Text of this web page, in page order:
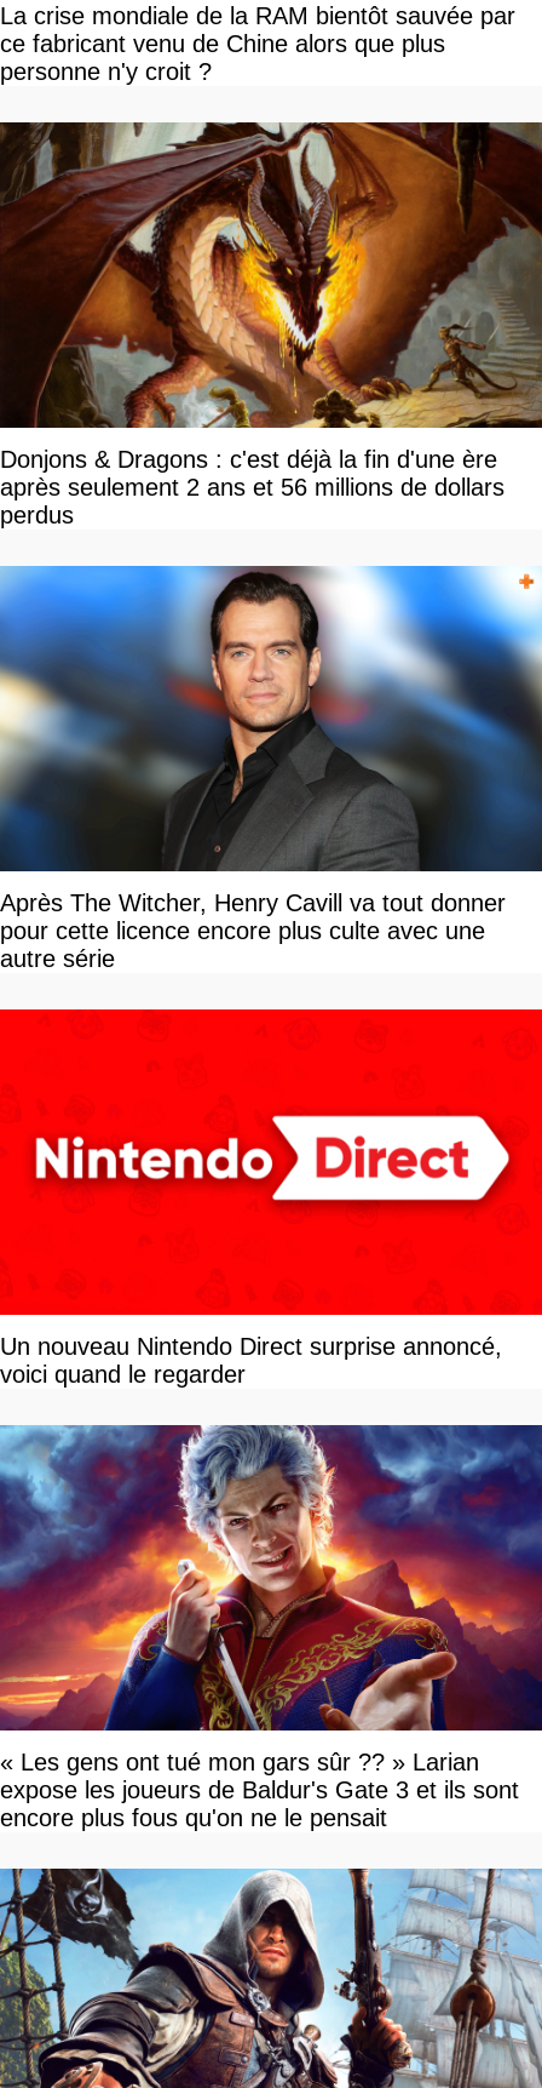
La crise mondiale de la RAM bientôt sauvée par
ce fabricant venu de Chine alors que plus
personne n'y croit ?
Donjons & Dragons : c'est déjà la fin d'une ère
après seulement 2 ans et 56 millions de dollars
perdus
Après The Witcher, Henry Cavill va tout donner
pour cette licence encore plus culte avec une
autre série
Un nouveau Nintendo Direct surprise annoncé,
voici quand le regarder
« Les gens ont tué mon gars sûr ?? » Larian
expose les joueurs de Baldur's Gate 3 et ils sont
encore plus fous qu'on ne le pensait